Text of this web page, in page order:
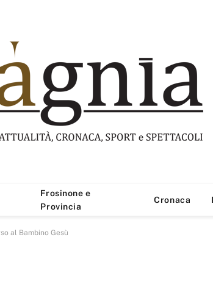
Frosinone e
Provincia
Cronaca
al Bambino Gesù